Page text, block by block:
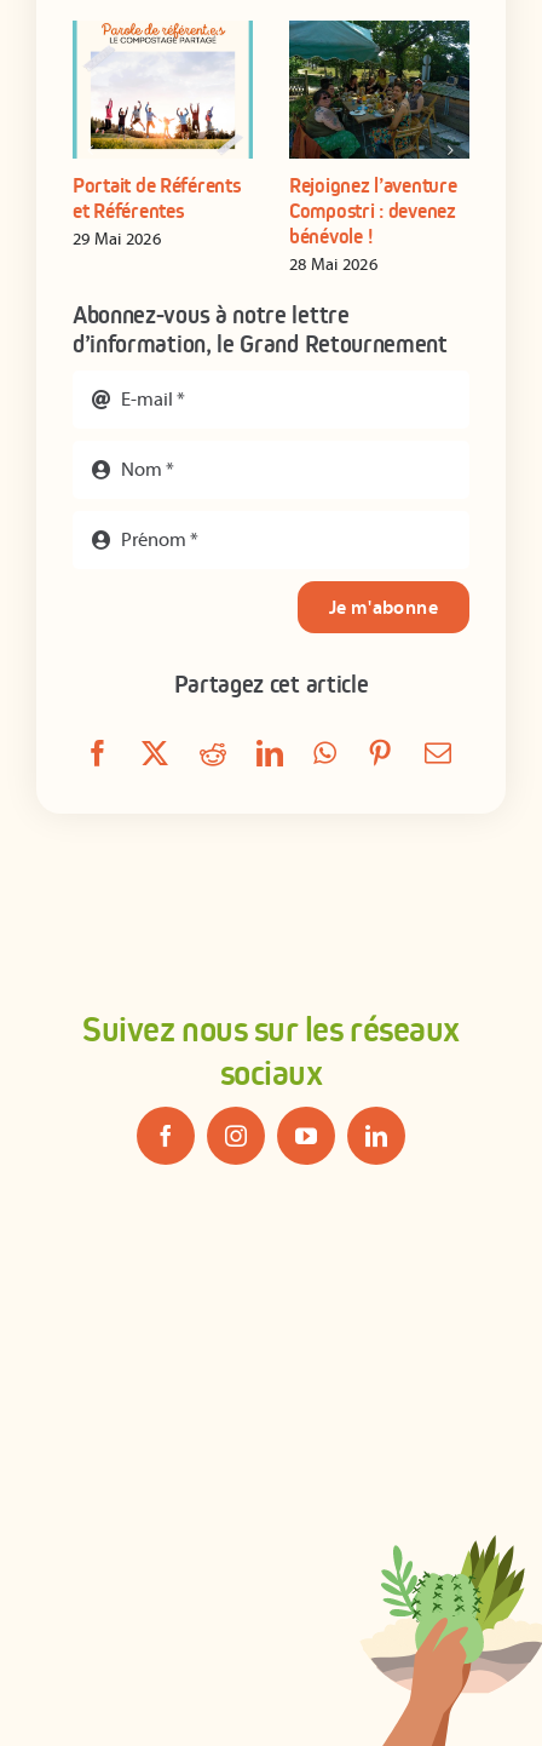
Portait de Référents
et Référentes
29 Mai 2026
Rejoignez l’aventure
Compostri : devenez
bénévole !
28 Mai 2026
Abonnez-vous à notre lettre
d’information, le Grand Retournement
Je m'abonne
Partagez cet article
Suivez nous sur les réseaux
sociaux